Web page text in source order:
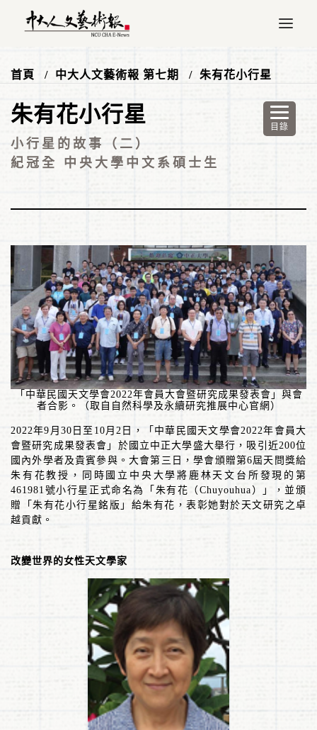
首頁 中大人文藝術報 第七期 朱有花小行星
朱有花小行星
小行星的故事（二）
紀冠全 中央大學中文系碩士生
「中華民國天文學會2022年會員大會暨研究成果發表會」與會
者合影。（取自自然科學及永續研究推展中心官網）
2022年9 月 30 日至 10 月2 日，「中華民國天文學會2022年會員大
會暨研究成果發表會」於國立中正大學盛大舉行，吸引近200位
國內外學者及貴賓參與。大會第三日，學會頒贈第6屆天問獎給
朱有花教授，同時國立中央大學將鹿林天文台所發現的第
461981 號小行星正式命名為「朱有花（Chuyouhua）」，並頒
贈「朱有花小行星銘版」給朱有花，表彰她對於天文研究之卓
越貢獻。
改變世界的女性天文學家